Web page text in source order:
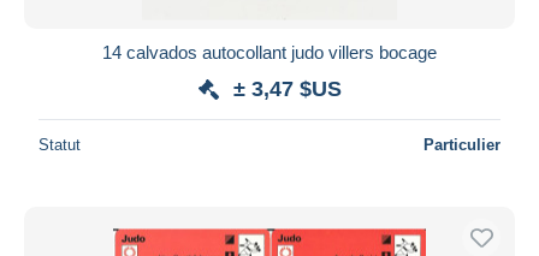
14 calvados autocollant judo villers bocage
± 3,47 $US
Statut Particulier